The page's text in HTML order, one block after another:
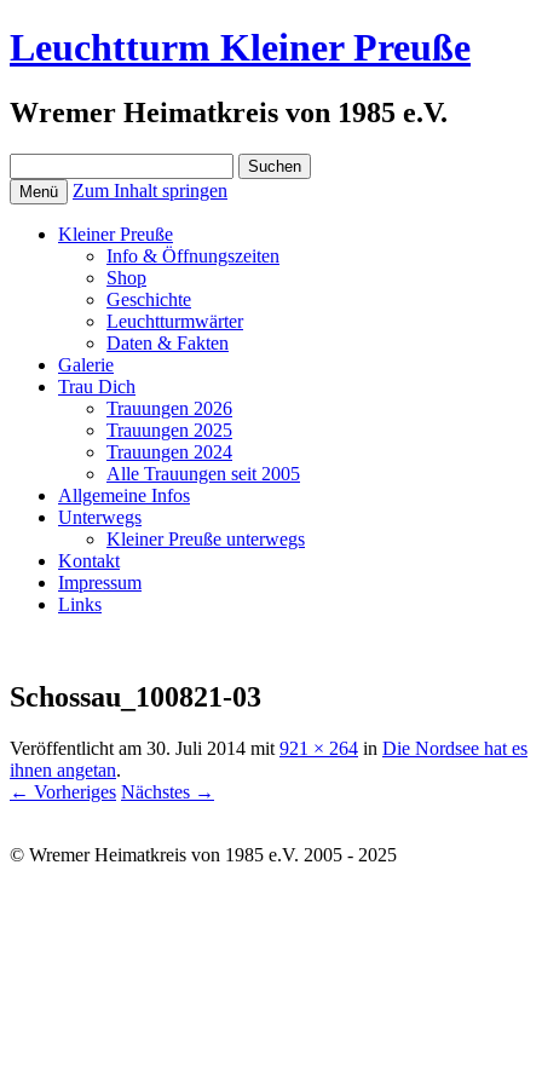
Leuchtturm Kleiner Preuße
Wremer Heimatkreis von 1985 e.V.
nach:
Menü Zum Inhalt springen
Kleiner Preuße
Info & Öffnungszeiten
Shop
Geschichte
Leuchtturmwärter
Daten & Fakten
Galerie
Trau Dich
Trauungen 2026
Trauungen 2025
Trauungen 2024
Alle Trauungen seit 2005
Allgemeine Infos
Unterwegs
Kleiner Preuße unterwegs
Kontakt
Impressum
Links
Schossau_100821-03
Veröffentlicht am 30. Juli 2014 mit 921 × 264 in Die Nordsee hat es
ihnen angetan.
← Vorheriges Nächstes →
© Wremer Heimatkreis von 1985 e.V. 2005 - 2025